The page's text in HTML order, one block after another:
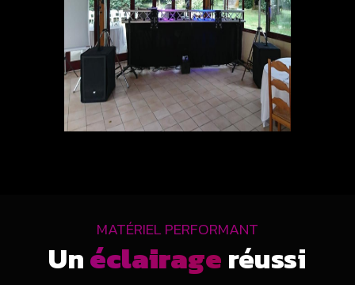
MATÉRIEL PERFORMANT
Unéclairageréussi